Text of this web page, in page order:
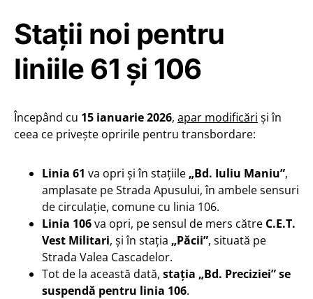
Stații noi pentru
liniile 61 și 106
Începând cu 15 ianuarie 2026, apar modificări și în
ceea ce privește opririle pentru transbordare:
Linia 61 va opri și în stațiile „Bd. Iuliu Maniu”,
amplasate pe Strada Apusului, în ambele sensuri
de circulație, comune cu linia 106.
Linia 106va opri, pe sensul de mers către C.E.T.
Vest Militari, și în stația „Păcii”, situată pe
Strada Valea Cascadelor.
Tot de la această dată, stația „Bd. Preciziei” se
suspendă pentru linia 106.